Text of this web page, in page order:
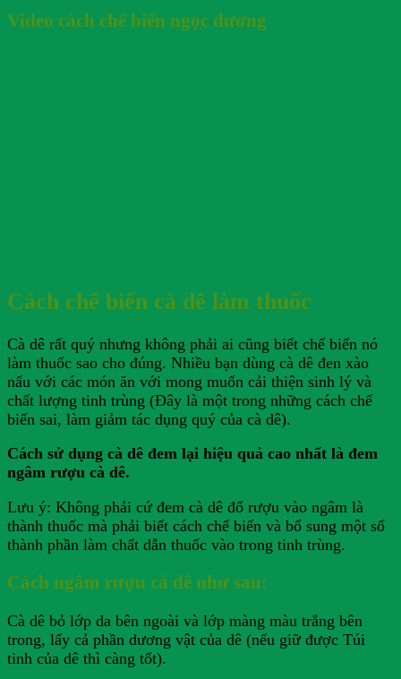
Video cách chế biến ngọc dương
Cách chế biến cà dê làm thuốc
Cà dê rất quý nhưng không phải ai cũng biết chế biến nó
làm thuốc sao cho đúng. Nhiều bạn dùng cà dê đen xào
nấu với các món ăn với mong muốn cải thiện sinh lý và
chất lượng tinh trùng (Đây là một trong những cách chế
biến sai, làm giảm tác dụng quý của cà dê).
Cách sử dụng cà dê đem lại hiệu quả cao nhất là đem
ngâm rượu cà dê.
Lưu ý: Không phải cứ đem cà dê đổ rượu vào ngâm là
thành thuốc mà phải biết cách chế biến và bổ sung một số
thành phần làm chất dẫn thuốc vào trong tinh trùng.
Cách ngâm rượu cà dê như sau:
Cà dê bỏ lớp da bên ngoài và lớp màng màu trắng bên
trong, lấy cả phần dương vật của dê (nếu giữ được Túi
tinh của dê thì càng tốt).